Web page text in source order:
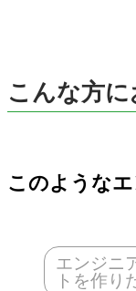
こんな方
このような
エンジニ
トを作り